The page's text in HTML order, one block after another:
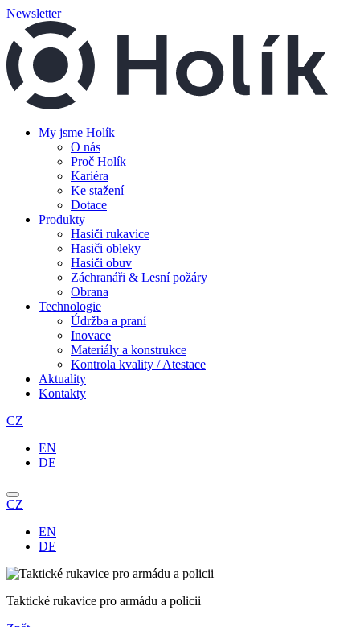
Newsletter
My jsme Holík
O nás
Proč Holík
Kariéra
Ke stažení
Dotace
Produkty
Hasiči rukavice
Hasiči obleky
Hasiči obuv
Záchranáři & Lesní požáry
Obrana
Technologie
Údržba a praní
Inovace
Materiály a konstrukce
Kontrola kvality / Atestace
Aktuality
Kontakty
CZ
EN
DE
CZ
EN
DE
Taktické rukavice pro armádu a policii